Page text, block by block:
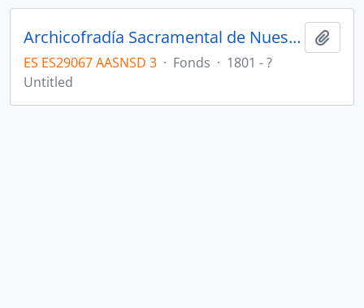
Archicofradía Sacramental de Nuestra Señora de los Dolores
ES ES29067 AASNSD 3 · Fonds · 1801 - ?
Untitled